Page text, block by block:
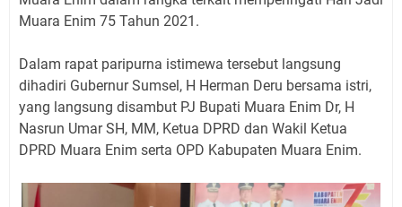
Muara Enim 75 Tahun 2021.
Dalam rapat paripurna istimewa tersebut langsung
dihadiri Gubernur Sumsel, H Herman Deru bersama istri,
yang langsung disambut PJ Bupati Muara Enim Dr, H
Nasrun Umar SH, MM, Ketua DPRD dan Wakil Ketua
DPRD Muara Enim serta OPD Kabupaten Muara Enim.